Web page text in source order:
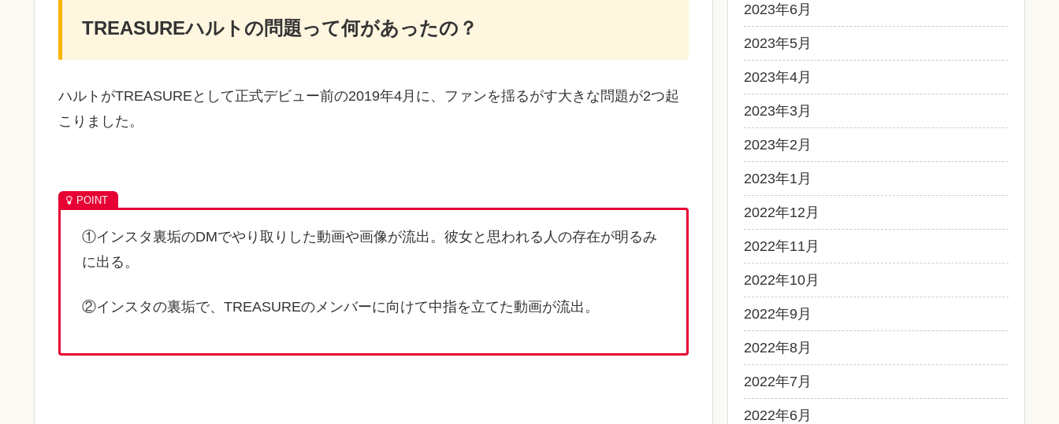
TREASUREハルトの問題って何があったの？
ハルトがTREASUREとして正式デビュー前の2019年4月に、ファンを揺るがす大きな問題が2つ起
こりました。
①インスタ裏垢のDMでやり取りした動画や画像が流出。彼女と思われる人の存在が明るみ
に出る。
②インスタの裏垢で、TREASUREのメンバーに向けて中指を立てた動画が流出。
2023年6月
2023年5月
2023年4月
2023年3月
2023年2月
2023年1月
2022年12月
2022年11月
2022年10月
2022年9月
2022年8月
2022年7月
2022年6月